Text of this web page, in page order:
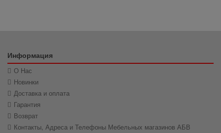
Информация
О Нас
Новинки
Доставка и оплата
Гарантия
Возврат
Контакты, Адреса и Телефоны Мебельных магазинов АБВ